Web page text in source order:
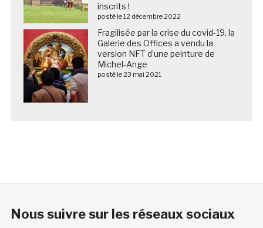
inscrits !
posté le 12 décembre 2022
Fragilisée par la crise du covid-19, la
Galerie des Offices a vendu la
version NFT d’une peinture de
Michel-Ange
posté le 23 mai 2021
Nous suivre sur les réseaux sociaux